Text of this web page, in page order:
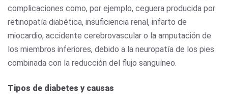
complicaciones como, por ejemplo, ceguera producida por
retinopatía diabética, insuficiencia renal, infarto de
miocardio, accidente cerebrovascular o la amputación de
los miembros inferiores, debido a la neuropatía de los pies
combinada con la reducción del flujo sanguíneo.
Tipos de diabetes y causas